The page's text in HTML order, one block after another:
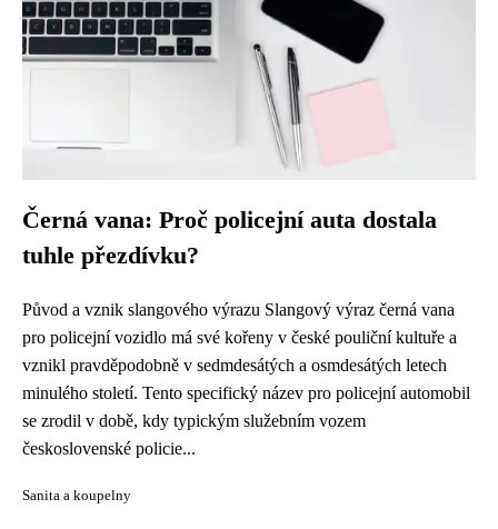
Černá vana: Proč policejní auta dostala
tuhle přezdívku?
Původ a vznik slangového výrazu Slangový výraz černá vana
pro policejní vozidlo má své kořeny v české pouliční kultuře a
vznikl pravděpodobně v sedmdesátých a osmdesátých letech
minulého století. Tento specifický název pro policejní automobil
se zrodil v době, kdy typickým služebním vozem
československé policie...
Sanita a koupelny